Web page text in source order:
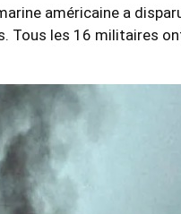
américaine a
Tous les 16 militaires